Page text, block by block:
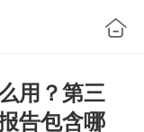
用？第三
告包含哪